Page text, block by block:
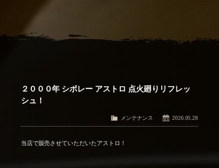
Blog 会社概要
２０００年 シボレー アストロ 点火廻りリフレッ
シュ！
2026.05.28
メンテナンス
当店で販売させていただいたアストロ！